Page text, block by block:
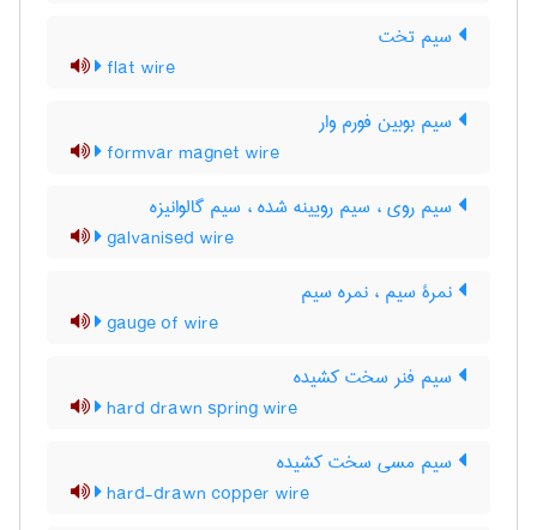
سیم تخت
flat wire
سیم بوبین فورم وار
formvar magnet wire
سیم روی ، سیم رویینه شده ، سیم گالوانیزه
galvanised wire
نمرۀ سیم ، نمره سیم
gauge of wire
سیم فنر سخت کشیده
hard drawn spring wire
سیم مسی سخت کشیده
hard-drawn copper wire